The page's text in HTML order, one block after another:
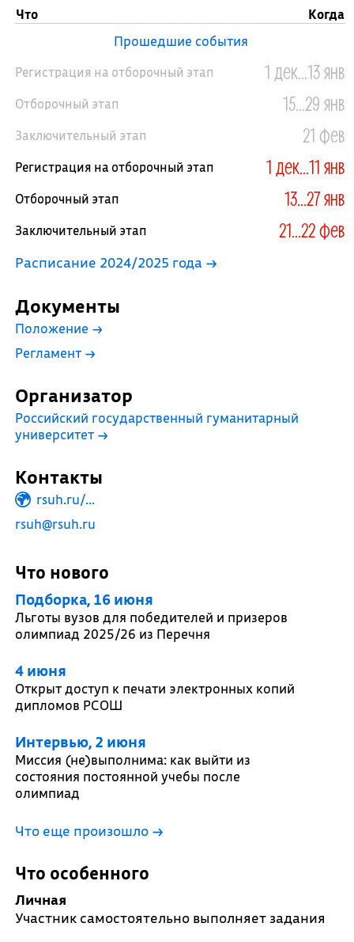
Что
Когда
Прошедшие события
Регистрация на отборочный этап
1 дек...13 янв
Отборочный этап 15...29 янв
Заключительный этап 21 фев
Регистрация на отборочный этап 1 дек...11 янв
Отборочный этап 13...27 янв
Заключительный этап 21...22 фев
Расписание 2024/2025 года →
Документы
Положение →
Регламент →
Организатор
Российский государственный гуманитарный
университет →
Контакты
rsuh.ru/...
rsuh@rsuh.ru
Что нового
Подборка, 16 июня
Льготы вузов для победителей и призеров
олимпиад 2025/26 из Перечня
4 июня
Открыт доступ к печати электронных копий
дипломов РСОШ
Интервью, 2 июня
Миссия (не)выполнима: как выйти из
состояния постоянной учебы после
олимпиад
Что еще произошло →
Что особенного
Личная
Участник самостоятельно выполняет задания